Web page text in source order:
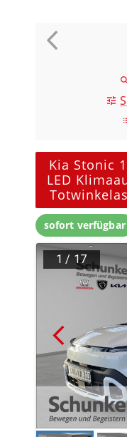
Kia Stonic
LED
sofort verfügbar
1 / 17